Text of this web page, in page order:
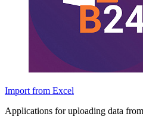
Import from Excel
Applications for uploading data